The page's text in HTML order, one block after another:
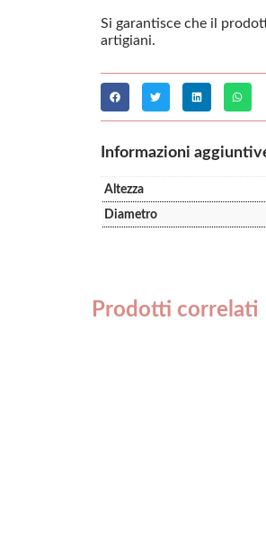
Si garantisce che il
artigiani.
Informazioni
Altezza
Diametro
Prodotti correlati